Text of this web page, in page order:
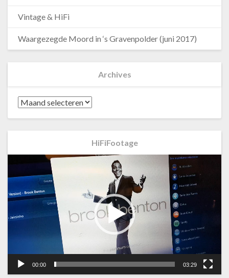
Vintage & HiFi
Waargezegde Moord in ‘s Gravenpolder (juni 2017)
Archives
HiFiFootage
Videospeler
00:00 03:29